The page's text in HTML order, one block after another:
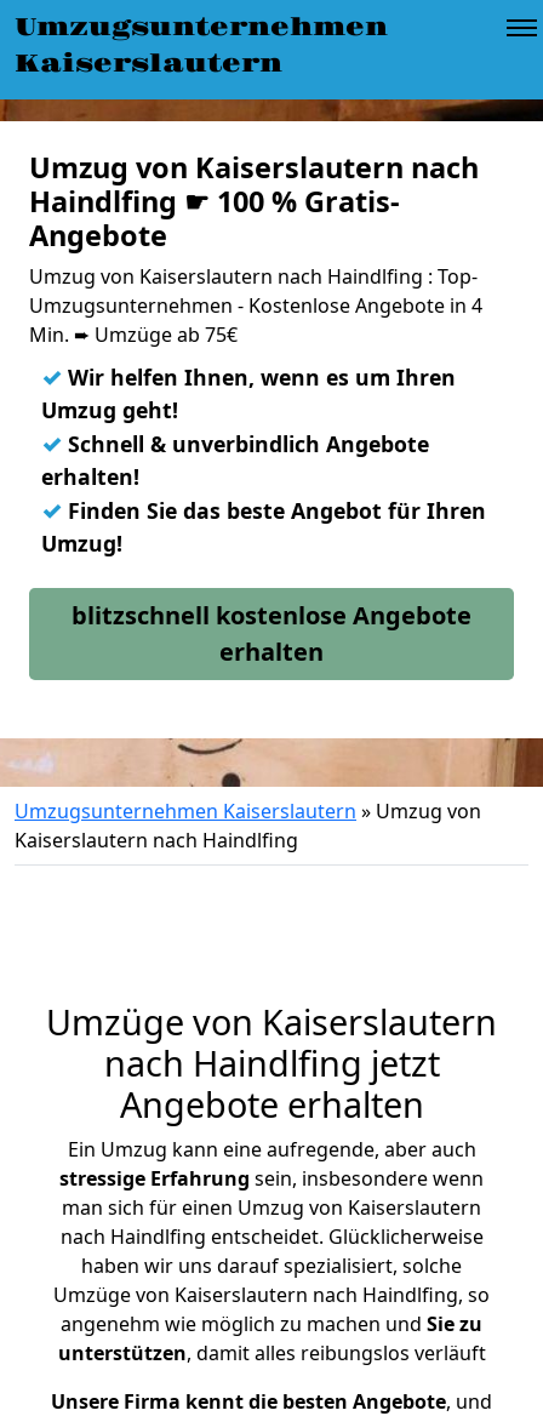
Umzugsunternehmen
Kaiserslautern
Umzug von Kaiserslautern nach
Haindlfing ☛ 100 % Gratis-
Angebote
Umzug von Kaiserslautern nach Haindlfing : Top-
Umzugsunternehmen - Kostenlose Angebote in 4
Min. ➨ Umzüge ab 75€
✓ Wir helfen Ihnen, wenn es um Ihren
Umzug geht!
✓ Schnell & unverbindlich Angebote
erhalten!
✓ Finden Sie das beste Angebot für Ihren
Umzug!
blitzschnell kostenlose Angebote
erhalten
Umzugsunternehmen Kaiserslautern » Umzug von
Kaiserslautern nach Haindlfing
Umzüge von Kaiserslautern
nach Haindlfing jetzt
Angebote erhalten
Ein Umzug kann eine aufregende, aber auch
stressige Erfahrung sein, insbesondere wenn
man sich für einen Umzug von Kaiserslautern
nach Haindlfing entscheidet. Glücklicherweise
haben wir uns darauf spezialisiert, solche
Umzüge von Kaiserslautern nach Haindlfing, so
angenehm wie möglich zu machen und Sie zu
unterstützen, damit alles reibungslos verläuft
Unsere Firma kennt die besten Angebote, und